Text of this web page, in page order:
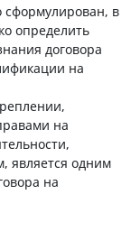
сформулирован, в
определить
договора
на
на
является одним
на